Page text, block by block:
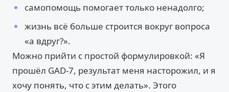
самопомощь помогает только ненадолго;
жизнь всё больше строится вокруг вопроса
«а вдруг?».
Можно прийти с простой формулировкой: «Я
прошёл GAD-7, результат меня насторожил, и я
хочу понять, что с этим делать». Этого